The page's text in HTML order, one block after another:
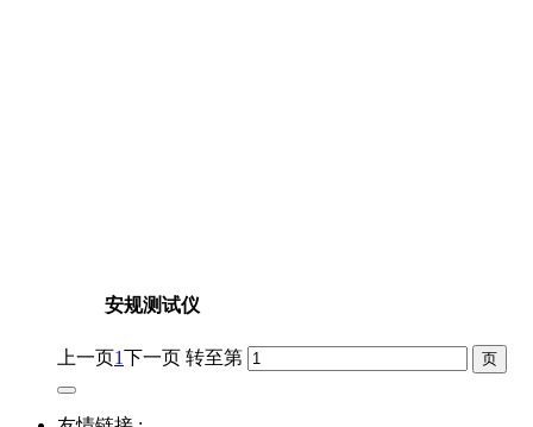
安规测试仪
上一页1下一页 转至第